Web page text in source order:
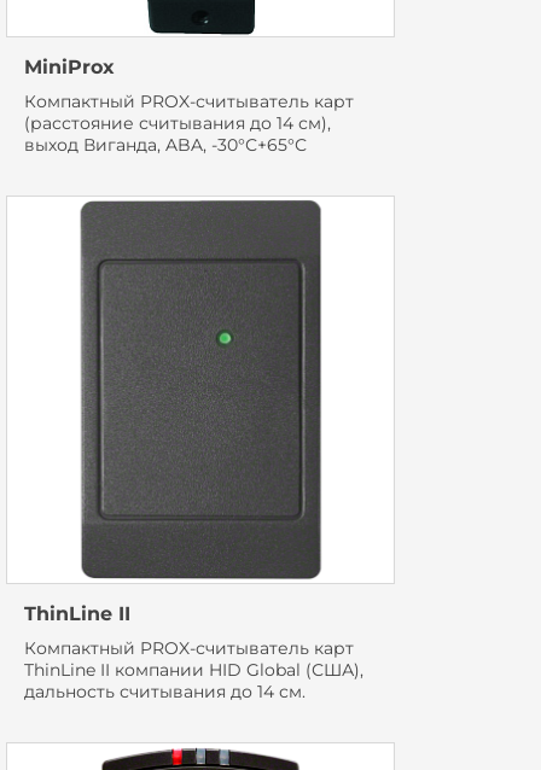
MiniProx
Компактный PROX-считыватель карт
(расстояние считывания до 14 см),
выход Виганда, ABA, -30°С+65°С
ThinLine II
Компактный PROX-считыватель карт
ThinLine II компании HID Global (США),
дальность считывания до 14 см.